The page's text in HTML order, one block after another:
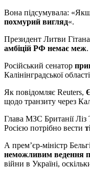
Вона підсумувала:
похмурий вигляд«.
Президент Литви
амбіцій РФ немає меж.
Російський сенатор
Калінінградської
Як повідомляє Reuters,
щодо транзиту через
Глава МЗС Британії
Росією потрібно вести
А прем’єр-міністр
неможливим ведення
війни в Україні,